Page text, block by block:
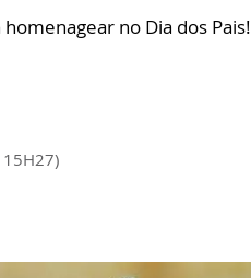
no Dia dos Pais!